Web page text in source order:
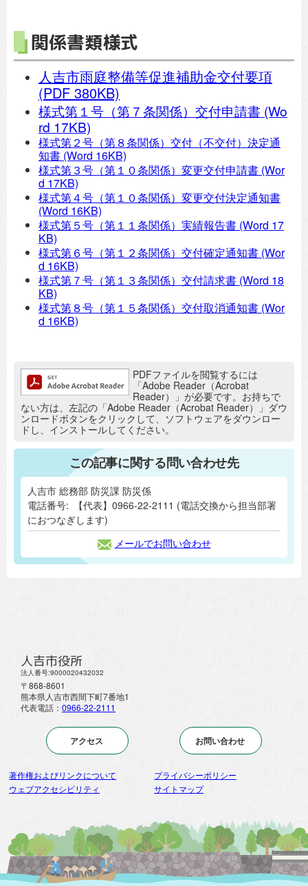
関係書類様式
人吉市雨庭整備等促進補助金交付要項
(PDF 380KB)
様式第１号（第７条関係）交付申請書 (Wo
rd 17KB)
様式第２号（第８条関係）交付（不交付）決定通
知書 (Word 16KB)
様式第３号（第１０条関係）変更交付申請書 (Wor
d 17KB)
様式第４号（第１０条関係）変更交付決定通知書
(Word 16KB)
様式第５号（第１１条関係）実績報告書 (Word 17
KB)
様式第６号（第１２条関係）交付確定通知書 (Wor
d 16KB)
様式第７号（第１３条関係）交付請求書 (Word 18
KB)
様式第８号（第１５条関係）交付取消通知書 (Wor
d 16KB)
追加情報：PDFファイルPDFファイルを閲覧するには
「Adobe Reader（Acrobat
Reader）」が必要です。お持ちで
ない方は、左記の「Adobe Reader（Acrobat Reader）」ダウ
ンロードボタンをクリックして、ソフトウェアをダウンロー
ドし、インストールしてください。
この記事に関する問い合わせ先
人吉市 総務部 防災課 防災係
電話番号:
【代表】0966-22-2111 (電話交換から担当部署
におつなぎします)
メールでお問い合わせ
人吉市役所
法人番号:9000020432032
〒868-8601
熊本県人吉市西間下町7番地1
代表電話： 0966-22-2111
アクセス お問い合わせ
著作権およびリンクについて
プライバシーポリシー
ウェブアクセシビリティ
サイトマップ